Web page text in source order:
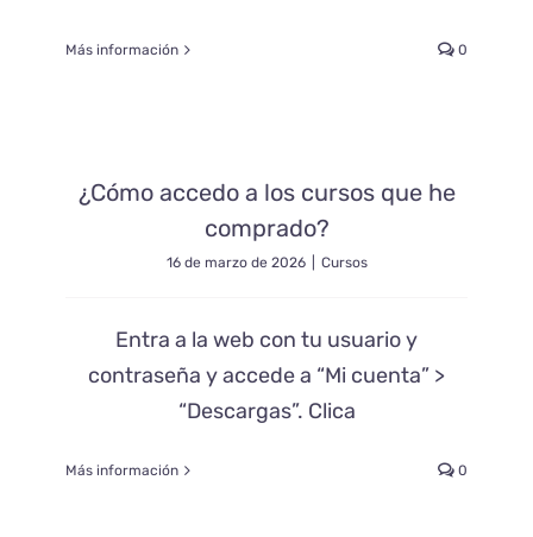
Más información 0
¿Cómo accedo a los cursos que he
comprado?
16 de marzo de 2026 Cursos
Entra a la web con tu usuario y
contraseña y accede a “Mi cuenta” >
“Descargas”. Clica
Más información 0